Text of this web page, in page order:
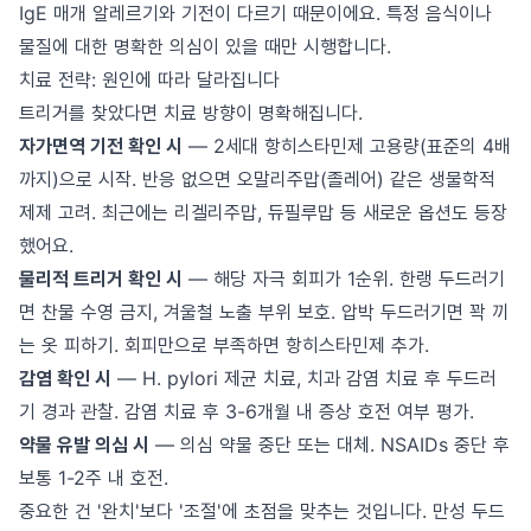
IgE 매개 알레르기와 기전이 다르기 때문이에요. 특정 음식이나
물질에 대한 명확한 의심이 있을 때만 시행합니다.
치료 전략: 원인에 따라 달라집니다
트리거를 찾았다면 치료 방향이 명확해집니다.
자가면역 기전 확인 시 — 2세대 항히스타민제 고용량(표준의 4배
까지)으로 시작. 반응 없으면 오말리주맙(졸레어) 같은 생물학적
제제 고려. 최근에는 리겔리주맙, 듀필루맙 등 새로운 옵션도 등장
했어요.
물리적 트리거 확인 시 — 해당 자극 회피가 1순위. 한랭 두드러기
면 찬물 수영 금지, 겨울철 노출 부위 보호. 압박 두드러기면 꽉 끼
는 옷 피하기. 회피만으로 부족하면 항히스타민제 추가.
감염 확인 시 — H. pylori 제균 치료, 치과 감염 치료 후 두드러
기 경과 관찰. 감염 치료 후 3-6개월 내 증상 호전 여부 평가.
약물 유발 의심 시 — 의심 약물 중단 또는 대체. NSAIDs 중단 후
보통 1-2주 내 호전.
중요한 건 '완치'보다 '조절'에 초점을 맞추는 것입니다. 만성 두드